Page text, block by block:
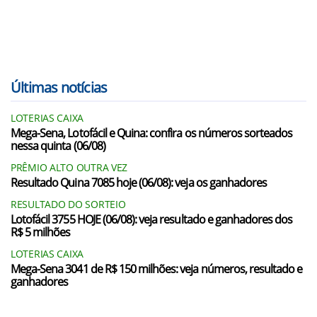
Últimas notícias
LOTERIAS CAIXA
Mega-Sena, Lotofácil e Quina: confira os números sorteados
nessa quinta (06/08)
PRÊMIO ALTO OUTRA VEZ
Resultado Quina 7085 hoje (06/08): veja os ganhadores
RESULTADO DO SORTEIO
Lotofácil 3755 HOJE (06/08): veja resultado e ganhadores dos
R$ 5 milhões
LOTERIAS CAIXA
Mega-Sena 3041 de R$ 150 milhões: veja números, resultado e
ganhadores